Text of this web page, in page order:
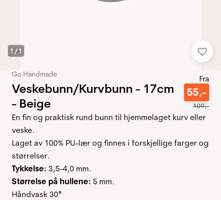
1 /1
Go Handmade
Veskebunn/Kurvbunn - 17cm
- Beige
Fra
55,-
109,-
En fin og praktisk rund bunn til hjemmelaget kurv eller
veske.
Laget av 100% PU-lær og finnes i forskjellige farger og
størrelser.
Tykkelse: 3,5-4,0 mm.
Størrelse på hullene: 5 mm.
Håndvask 30°